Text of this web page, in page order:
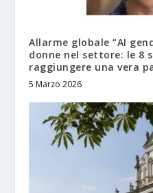
Allarme globale “AI
donne nel settore: le 8
raggiungere una vera
5 Marzo 2026